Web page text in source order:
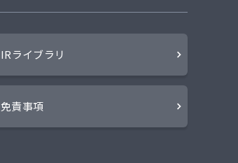
IRライブラリ
免責事項